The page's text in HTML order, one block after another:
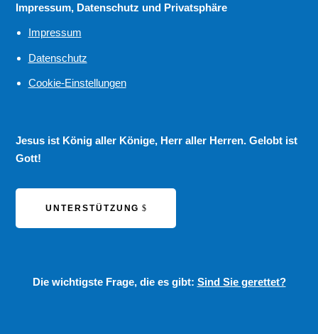
Impressum, Datenschutz und Privatsphäre
Impressum
Datenschutz
Cookie-Einstellungen
Jesus ist König aller Könige, Herr aller Herren. Gelobt ist
Gott!
UNTERSTÜTZUNG
Die wichtigste Frage, die es gibt: Sind Sie gerettet?